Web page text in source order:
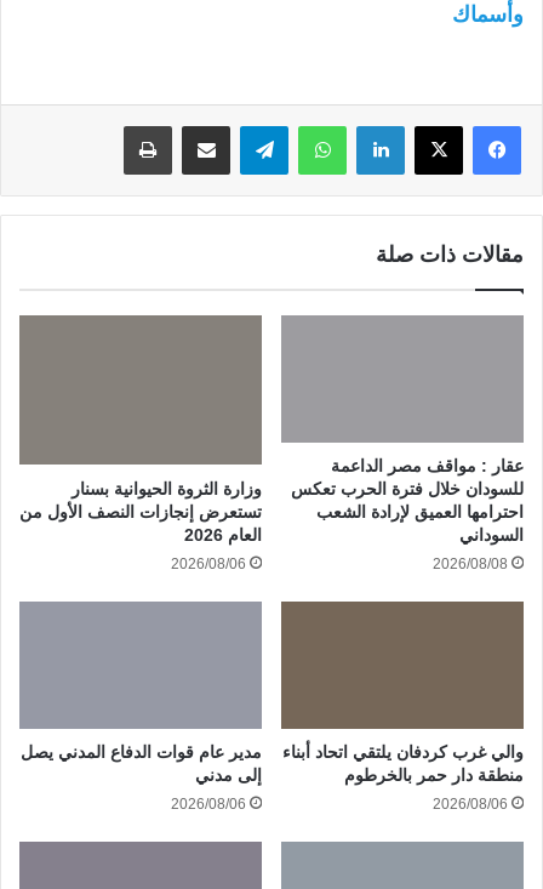
وأسماك
لينكدإن واتساب
مقالات ذات صلة
عقار : مواقف مصر الداعمة
للسودان خلال فترة الحرب تعكس
احترامها العميق لإرادة الشعب
السوداني
2026/08/08
وزارة الثروة الحيوانية بسنار
تستعرض إنجازات النصف الأول من
العام 2026
2026/08/06
والي غرب كردفان يلتقي اتحاد أبناء
منطقة دار حمر بالخرطوم
2026/08/06
مدير عام قوات الدفاع المدني يصل
إلى مدني
2026/08/06